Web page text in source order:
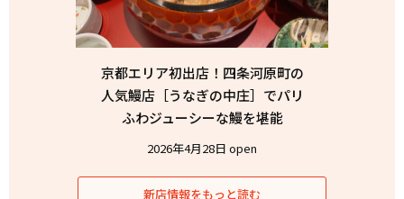
京都エリア初出店！四条河原町の
人気鰻店［うなぎの中庄］でパリ
ふわジューシーな鰻を堪能
2026年4月28日 open
新店情報をもっと読む